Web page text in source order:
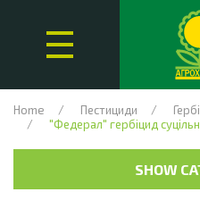
Home Пестициди
"Федерал" гербіцид
SHOW